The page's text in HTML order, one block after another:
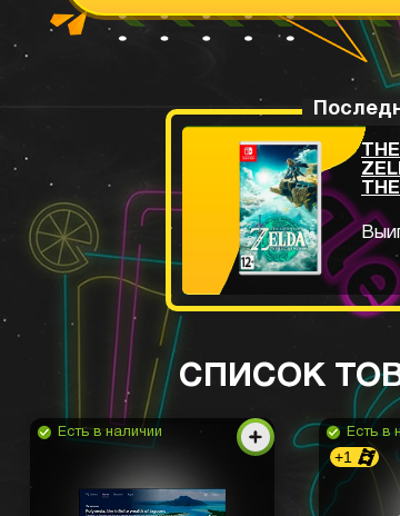
СПИСОК
Есть в наличии Есть в
+1